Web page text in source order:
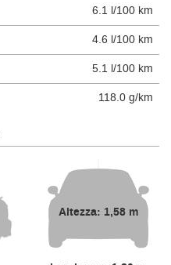
6.1 l/100 km
4.6 l/100 km
5.1 l/100 km
118.0 g/km
Altezza: 1,58 m